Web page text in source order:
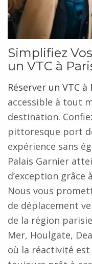
Simplifiez
un VTC à
Réserver un VTC à
accessible à tout
destination.
pittoresque port
expérience sans
Palais Garnier
d’exception grâce
Nous vous
de déplacement
de la région
Mer, Houlgate,
où la réactivité